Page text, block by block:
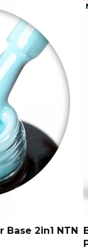
2in1 NTN